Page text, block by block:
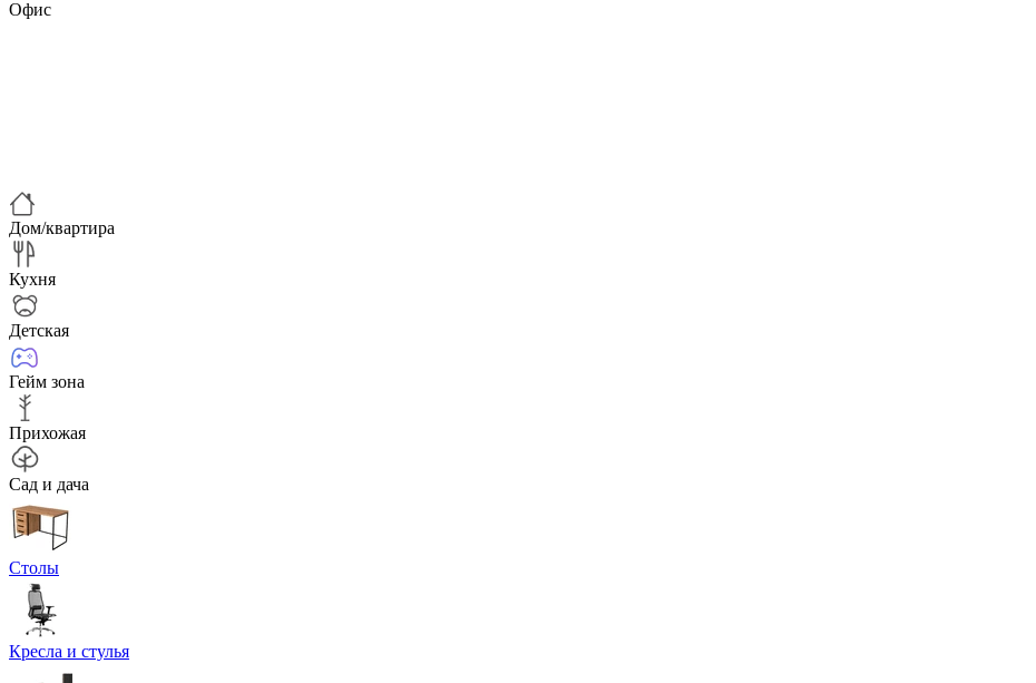
Офис
Дом/квартира
Кухня
Детская
Гейм зона
Прихожая
Сад и дача
Столы
Кресла и стулья